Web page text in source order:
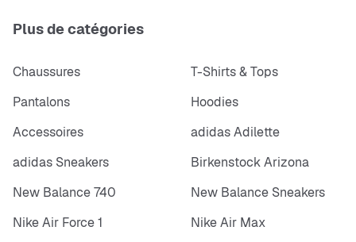
Plus de catégories
Chaussures
T-Shirts & Tops
Pantalons
Hoodies
Accessoires
adidas Adilette
adidas Sneakers
Birkenstock Arizona
New Balance 740
New Balance Sneakers
Nike Air Force 1
Nike Air Max